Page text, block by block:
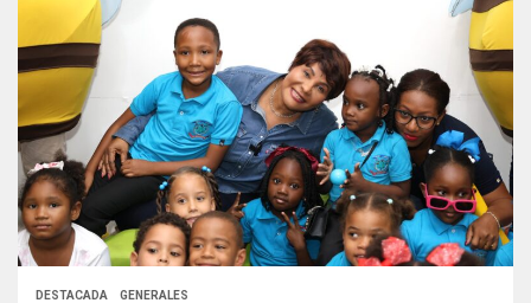
DESTACADA GENERALES